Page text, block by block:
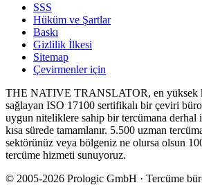
SSS
Hüküm ve Şartlar
Baskı
Gizlilik İlkesi
Sitemap
Çevirmenler için
THE NATIVE TRANSLATOR, en yüksek
sağlayan ISO 17100 sertifikalı bir çeviri
uygun niteliklere sahip bir tercümana
kısa sürede tamamlanır. 5.500 uzman
sektörünüz veya bölgeniz ne olursa olsun
tercüme hizmeti sunuyoruz.
© 2005-2026 Prologic GmbH · Tercüme